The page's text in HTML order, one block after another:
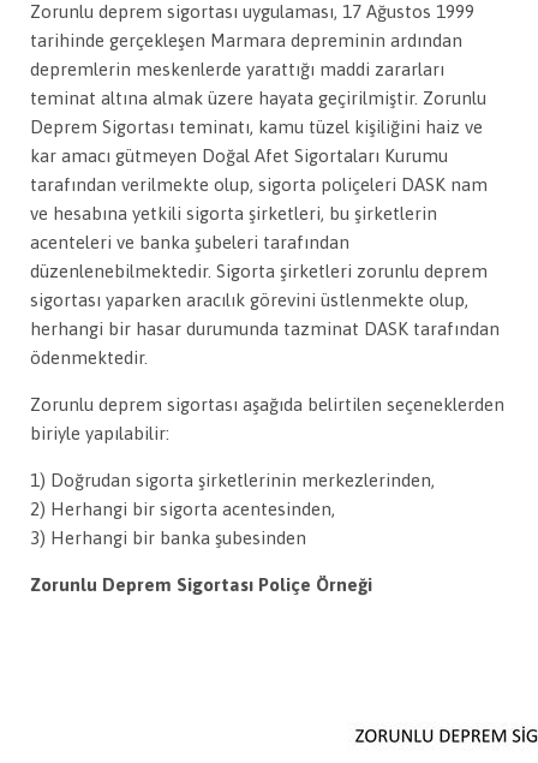
Zorunlu deprem sigortası uygulaması, 17 Ağustos 1999
tarihinde gerçekleşen Marmara depreminin ardından
depremlerin meskenlerde yarattığı maddi zararları
teminat altına almak üzere hayata geçirilmiştir. Zorunlu
Deprem Sigortası teminatı, kamu tüzel kişiliğini haiz ve
kar amacı gütmeyen Doğal Afet Sigortaları Kurumu
tarafından verilmekte olup, sigorta poliçeleri DASK nam
ve hesabına yetkili sigorta şirketleri, bu şirketlerin
acenteleri ve banka şubeleri tarafından
düzenlenebilmektedir. Sigorta şirketleri zorunlu deprem
sigortası yaparken aracılık görevini üstlenmekte olup,
herhangi bir hasar durumunda tazminat DASK tarafından
ödenmektedir.
Zorunlu deprem sigortası aşağıda belirtilen seçeneklerden
biriyle yapılabilir:
1) Doğrudan sigorta şirketlerinin merkezlerinden,
2) Herhangi bir sigorta acentesinden,
3) Herhangi bir banka şubesinden
Zorunlu Deprem Sigortası Poliçe Örneği